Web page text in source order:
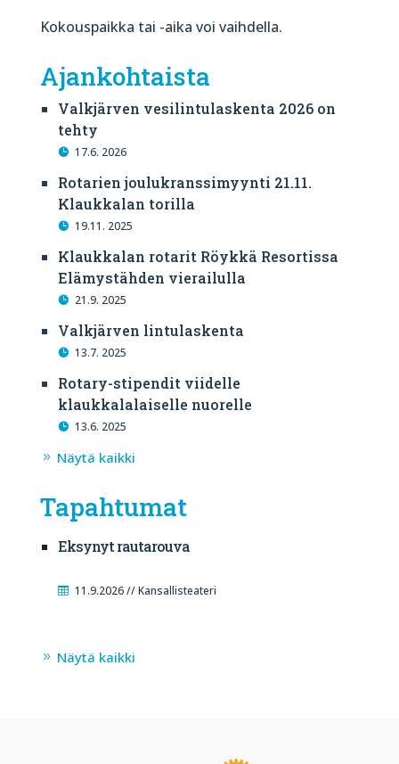
Kokouspaikka tai -aika voi vaihdella.
Ajankohtaista
Valkjärven vesilintulaskenta 2026 on
tehty
17.6. 2026
Rotarien joulukranssimyynti 21.11.
Klaukkalan torilla
19.11. 2025
Klaukkalan rotarit Röykkä Resortissa
Elämystähden vierailulla
21.9. 2025
Valkjärven lintulaskenta
13.7. 2025
Rotary-stipendit viidelle
klaukkalalaiselle nuorelle
13.6. 2025
Näytä kaikki
Tapahtumat
Eksynyt rautarouva
11.9.2026 // Kansallisteateri
Näytä kaikki